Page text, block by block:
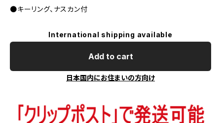
●キーリング、ナスカン付
International shipping available
Add to cart
日本国内にお住まいの方向け